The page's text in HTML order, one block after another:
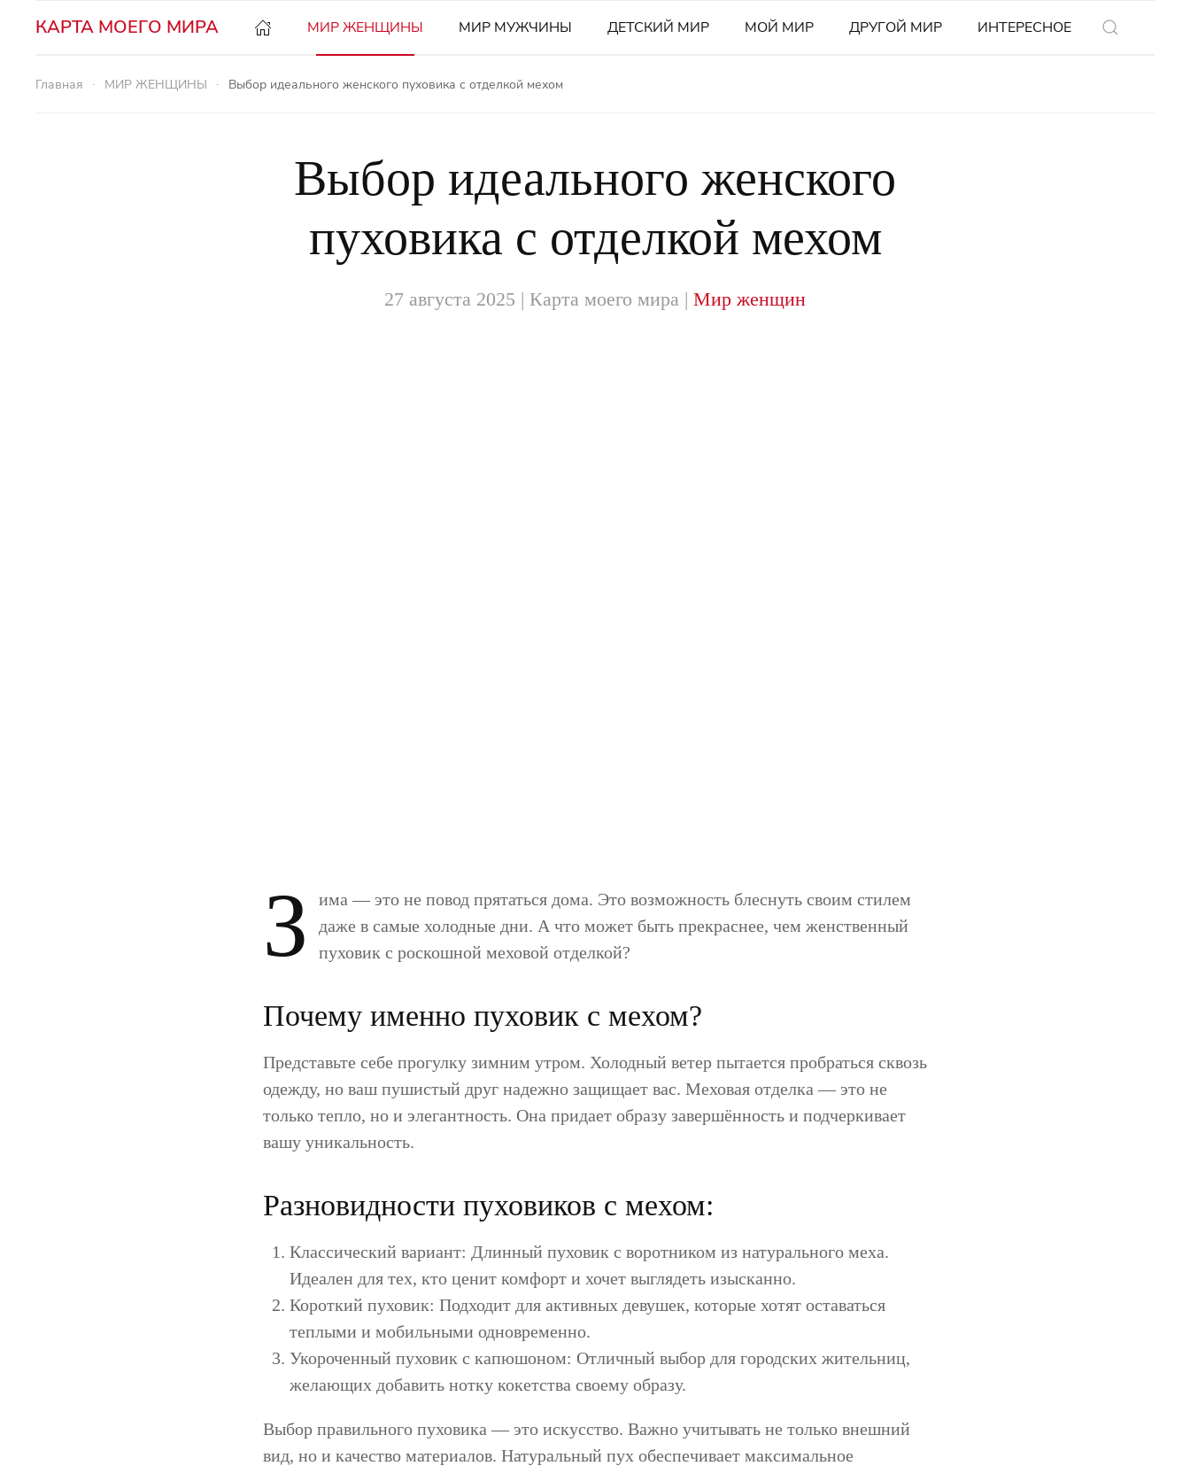
КАРТА МОЕГО МИРА МИР ЖЕНЩИНЫ МИР МУЖЧИНЫ ДЕТСКИЙ МИР МОЙ МИР ДРУГОЙ МИР ИНТЕРЕСНОЕ
Главная МИР ЖЕНЩИНЫ Выбор идеального женского пуховика с отделкой мехом
Выбор идеального женского
пуховика с отделкой мехом
27 августа 2025 | Карта моего мира | Мир женщин
З
има — это не повод прятаться дома. Это возможность блеснуть своим стилем
даже в самые холодные дни. А что может быть прекраснее, чем женственный
пуховик с роскошной меховой отделкой?
Почему именно пуховик с мехом?
Представьте себе прогулку зимним утром. Холодный ветер пытается пробраться сквозь
одежду, но ваш пушистый друг надежно защищает вас. Меховая отделка — это не
только тепло, но и элегантность. Она придает образу завершённость и подчеркивает
вашу уникальность.
Разновидности пуховиков с мехом:
Классический вариант: Длинный пуховик с воротником из натурального меха.
Идеален для тех, кто ценит комфорт и хочет выглядеть изысканно.
Короткий пуховик: Подходит для активных девушек, которые хотят оставаться
теплыми и мобильными одновременно.
Укороченный пуховик с капюшоном: Отличный выбор для городских жительниц,
желающих добавить нотку кокетства своему образу.
Выбор правильного пуховика — это искусство. Важно учитывать не только внешний
вид, но и качество материалов. Натуральный пух обеспечивает максимальное